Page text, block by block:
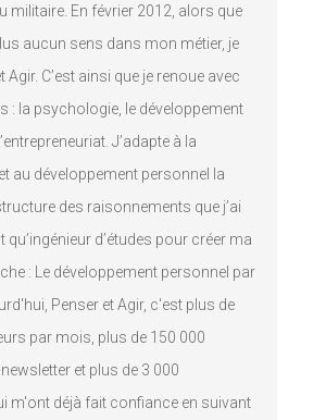
militaire. En février 2012, alors que
aucun sens dans mon métier, je
Agir. C’est ainsi que je renoue avec
: la psychologie, le développement
J’adapte à la
au développement personnel la
des raisonnements que j’ai
qu’ingénieur d’études pour créer ma
: Le développement personnel par
Penser et Agir, c'est plus de
par mois, plus de 150 000
et plus de 3 000
m'ont déjà fait confiance en suivant